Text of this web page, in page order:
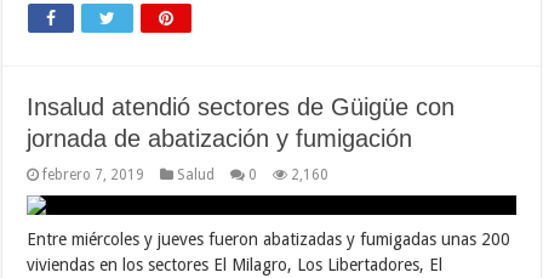
Insalud atendió sectores de Güigüe con
jornada de abatización y fumigación
febrero 7, 2019 Salud 0 2,160
Entre miércoles y jueves fueron abatizadas y fumigadas unas 200
viviendas en los sectores El Milagro, Los Libertadores, El